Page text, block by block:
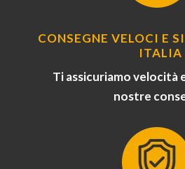
CONSEGNE VELOCI E
ITALIA
Ti assicuriamo velocità
nostre